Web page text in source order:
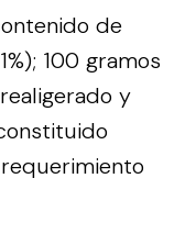
de
100 gramos
y